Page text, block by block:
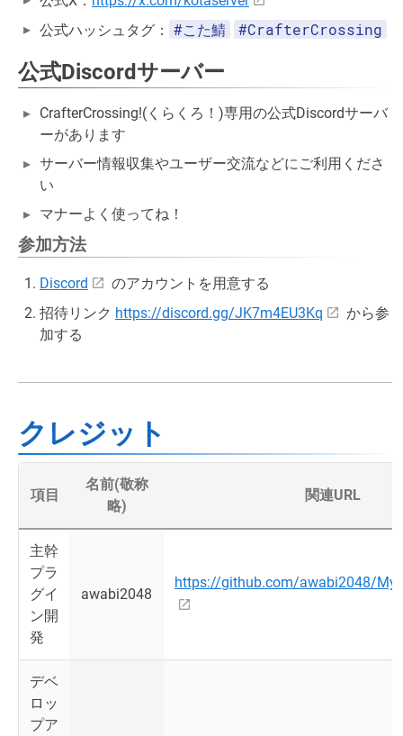
公式ハッシュタグ：
#こた鯖 #CrafterCrossing
公式Discordサーバー
CrafterCrossing!(くらくろ！)専用の公式Discordサーバ
ーがあります
サーバー情報収集やユーザー交流などにご利用くださ
い
マナーよく使ってね！
参加方法
Discord
のアカウントを用意する
招待リンク https://discord.gg/JK7m4EU3Kq
から参
加する
クレジット
項目
名前(敬称
略)
関連URL
主幹
プラ
グイ
ン開
発
awabi2048
https://github.com/awabi2048/
デベ
ロッ
プア